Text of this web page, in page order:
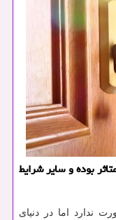
بوده و سایر شرایط
ندارد اما در دنیای